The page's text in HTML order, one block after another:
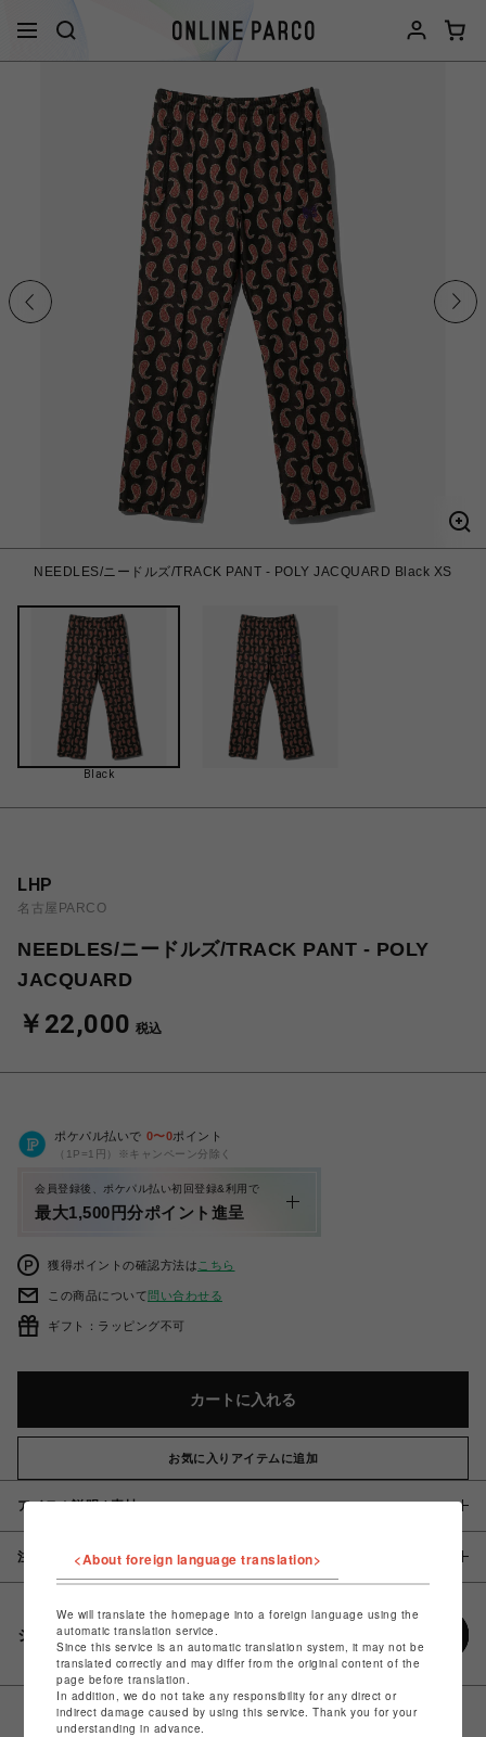
NEEDLES/ニードルズ/TRACK PANT - POLY JACQUARD Black XS
Black
LHP
名古屋PARCO
NEEDLES/ニードルズ/TRACK PANT - POLY
JACQUARD
￥22,000 税込
ポケパル払いで 0〜0ポイント
（1P=1円）※キャンペーン分除く
会員登録後、ポケパル払い初回登録&利用で
最大1,500円分ポイント進呈
獲得ポイントの確認方法は こちら
この商品について問い合わせる
ギフト：ラッピング不可
カートに入れる
お気に入りアイテムに追加
アイテム説明 / 素材
注意事項
シェアする
<About foreign language translation>
We will translate the homepage into a foreign language using the
automatic translation service.
Since this service is an automatic translation system, it may not be
translated correctly and may differ from the original content of the
page before translation.
In addition, we do not take any responsibility for any direct or
indirect damage caused by using this service. Thank you for your
understanding in advance.